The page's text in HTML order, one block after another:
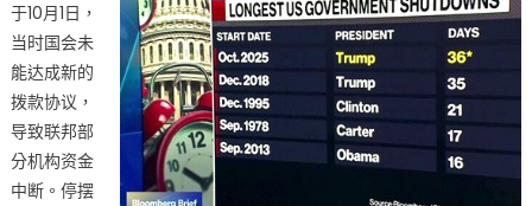
于10月1日，
当时国会未
能达成新的
拨款协议，
导致联邦部
分机构资金
中断。停摆